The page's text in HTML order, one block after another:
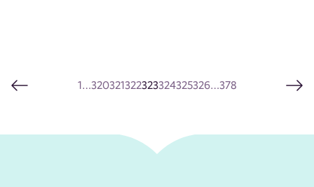
1…320321322323324325326…378